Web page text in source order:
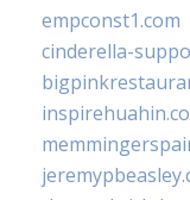
empconst1.com
cinderella-